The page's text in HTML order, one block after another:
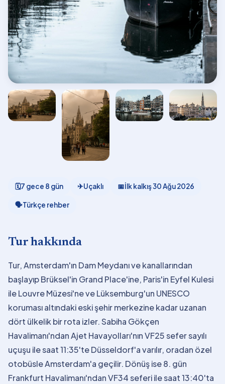
🗓7 gece 8 gün ✈Uçaklı 📅İlk kalkış30 Ağu 2026
🗣Türkçe rehber
Tur hakkında
Tur, Amsterdam'ın Dam Meydanı ve kanallarından
başlayıp Brüksel'in Grand Place'ine, Paris'in Eyfel Kulesi
ile Louvre Müzesi'ne ve Lüksemburg'un UNESCO
koruması altındaki eski şehir merkezine kadar uzanan
dört ülkelik bir rota izler. Sabiha Gökçen
Havalimanı'ndan Ajet Havayolları'nın VF25 sefer sayılı
uçuşu ile saat 11:35'te Düsseldorf'a varılır, oradan özel
otobüsle Amsterdam'a geçilir. Dönüş ise 8. gün
Frankfurt Havalimanı'ndan VF34 seferi ile saat 13:40'ta